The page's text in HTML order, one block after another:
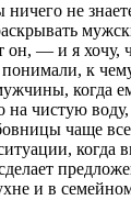
не
— и я хочу,
к
когда
чистую воду,
чаще
когда
и в